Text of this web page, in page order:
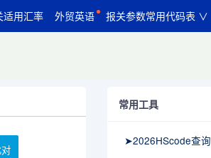
适用汇率 外贸英语 报关参数常用代码表 ∨
常用工具
➤2026HScode查询